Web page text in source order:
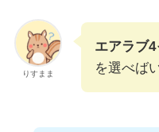
りすまま
エアラブ
を選べば